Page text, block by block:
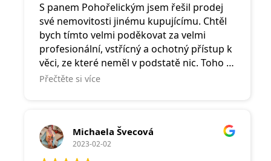
S panem Pohořelickým jsem řešil prodej
své nemovitosti jinému kupujícímu. Chtěl
bych tímto velmi poděkovat za velmi
profesionální, vstřícný a ochotný přístup k
věci, ze které neměl v podstatě nic. Toho si
v dnešní době víc než vážím. Doporučuji!
Přečtěte si více
Michaela Švecová
2023-02-02